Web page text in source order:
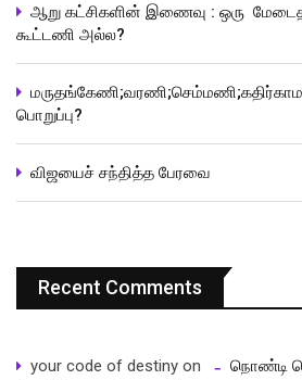
ஆறு கட்சிகளின் இணைவு : ஒரு
கூட்டணி அல்ல?
பொறுப்பு?
விஜயைச் சந்தித்த பேரவை
Recent Comments
your code of destiny on
நொண்டி